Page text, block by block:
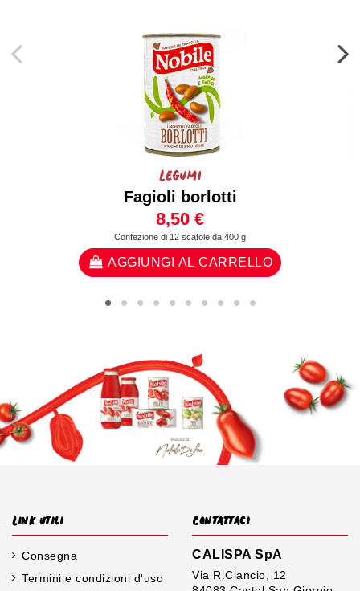
Legumi
Fagioli borlotti
8,50 €
Confezione di 12 scatole da 400 g
AGGIUNGI AL CARRELLO
Link utili
Consegna
Termini e condizioni d'uso
Contattaci
CALISPA SpA
Via R.Ciancio, 12